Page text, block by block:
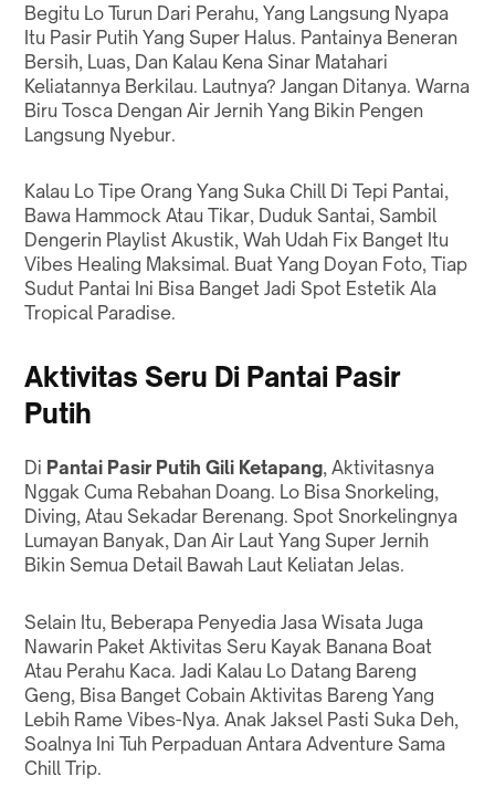
Begitu Lo Turun Dari Perahu, Yang Langsung Nyapa
Itu Pasir Putih Yang Super Halus. Pantainya Beneran
Bersih, Luas, Dan Kalau Kena Sinar Matahari
Keliatannya Berkilau. Lautnya? Jangan Ditanya. Warna
Biru Tosca Dengan Air Jernih Yang Bikin Pengen
Langsung Nyebur.
Kalau Lo Tipe Orang Yang Suka Chill Di Tepi Pantai,
Bawa Hammock Atau Tikar, Duduk Santai, Sambil
Dengerin Playlist Akustik, Wah Udah Fix Banget Itu
Vibes Healing Maksimal. Buat Yang Doyan Foto, Tiap
Sudut Pantai Ini Bisa Banget Jadi Spot Estetik Ala
Tropical Paradise.
Aktivitas Seru Di Pantai Pasir
Putih
Di Pantai Pasir Putih Gili Ketapang, Aktivitasnya
Nggak Cuma Rebahan Doang. Lo Bisa Snorkeling,
Diving, Atau Sekadar Berenang. Spot Snorkelingnya
Lumayan Banyak, Dan Air Laut Yang Super Jernih
Bikin Semua Detail Bawah Laut Keliatan Jelas.
Selain Itu, Beberapa Penyedia Jasa Wisata Juga
Nawarin Paket Aktivitas Seru Kayak Banana Boat
Atau Perahu Kaca. Jadi Kalau Lo Datang Bareng
Geng, Bisa Banget Cobain Aktivitas Bareng Yang
Lebih Rame Vibes-Nya. Anak Jaksel Pasti Suka Deh,
Soalnya Ini Tuh Perpaduan Antara Adventure Sama
Chill Trip.